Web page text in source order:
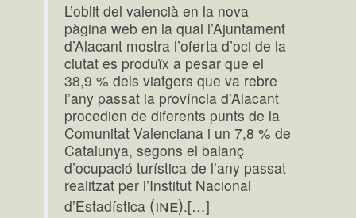
L’oblit del valencià en la nova
pàgina web en la qual l’Ajuntament
d’Alacant mostra l’oferta d’oci de la
ciutat es produïx a pesar que el
38,9 % dels viatgers que va rebre
l’any passat la província d’Alacant
procedien de diferents punts de la
Comunitat Valenciana i un 7,8 % de
Catalunya, segons el balanç
d’ocupació turística de l’any passat
realitzat per l’Institut Nacional
d’Estadística (ine).[…]